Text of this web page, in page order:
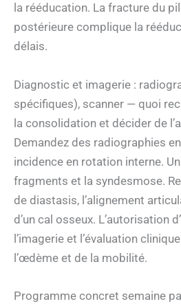
la rééducation. La fracture du
postérieure complique la
délais.
Diagnostic et imagerie :
spécifiques), scanner — quoi
la consolidation et décider de
Demandez des radiographies
incidence en rotation interne.
fragments et la syndesmose.
de diastasis, l’alignement
d’un cal osseux. L’autorisation
l’imagerie et l’évaluation
l’œdème et de la mobilité.
Programme concret semaine